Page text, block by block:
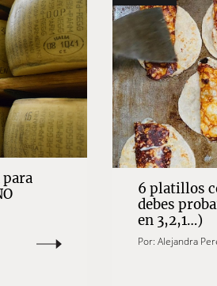
para
6 platillos
debes
en 3,2,1…)
Por: Alejandra